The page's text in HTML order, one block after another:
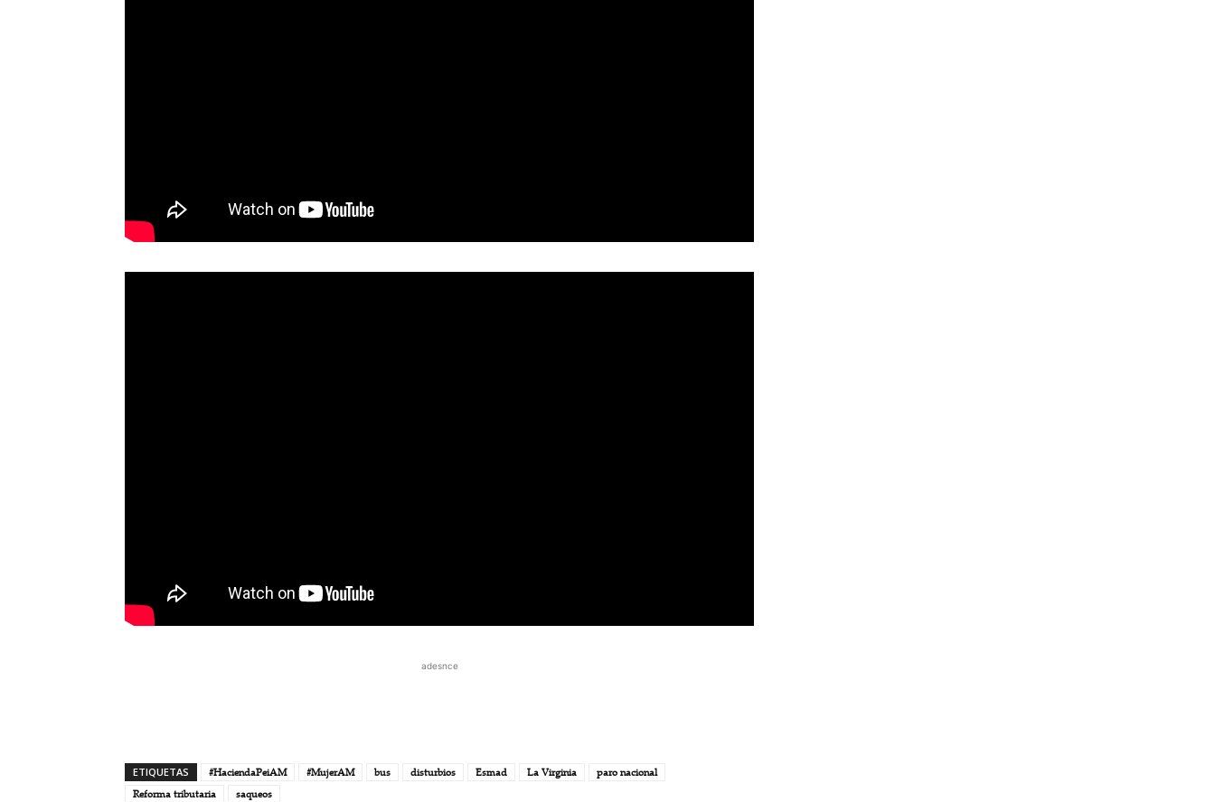
adesnce
ETIQUETAS #HaciendaPeiAM #MujerAM bus disturbios Esmad La Virginia
paro nacional
Reforma tributaria
saqueos